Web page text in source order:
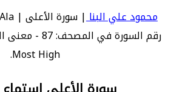
محمود علي البنا
Most High.